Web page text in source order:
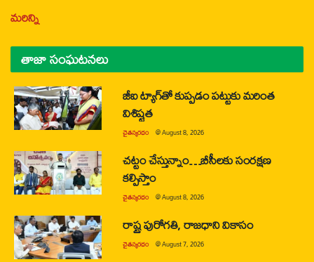
మరిన్ని
తాజా సంఘటనలు
జీఐ ట్యాగ్‌తో కుప్పడం పట్టుకు మరింత
విశిష్టత
చైతన్యరధం @August 8, 2026
చట్టం చేస్తున్నాం…బీసీలకు సంరక్షణ
కల్పిస్తాం
చైతన్యరధం @August 8, 2026
రాష్ట్ర పురోగతి, రాజధాని వికాసం
చైతన్యరధం @August 7, 2026